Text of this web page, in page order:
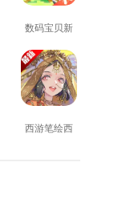
数码宝贝新
世纪免费版
查看
西游笔绘西